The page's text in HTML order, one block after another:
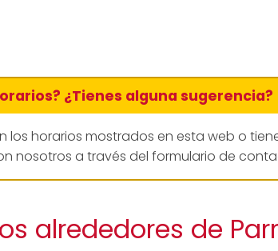
¿Tienes alguna sugerencia?
los horarios mostrados en esta web o
nosotros a través del formulario de
alrededores de